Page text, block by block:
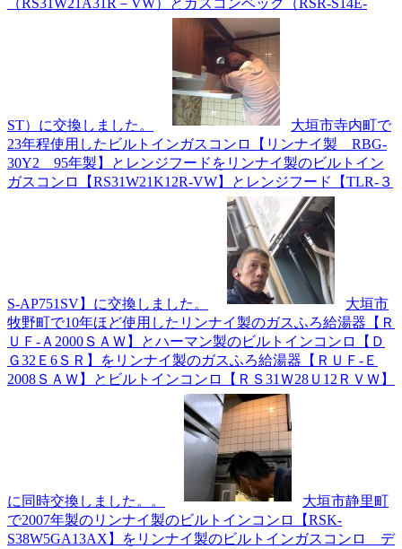
（RS31W21A31R－VW）とガスコンベック（RSR-S14E-
ST）に交換しました。
大垣市寺内町で
23年程使用したビルトインガスコンロ【リンナイ製 RBG-
30Y2 95年製】とレンジフードをリンナイ製のビルトイン
ガスコンロ【RS31W21K12R-VW】とレンジフード【TLR-３
S-AP751SV】に交換しました。
大垣市
牧野町で10年ほど使用したリンナイ製のガスふろ給湯器【Ｒ
ＵＦ-Ａ2000ＳＡＷ】とハーマン製のビルトインコンロ【Ｄ
Ｇ32Ｅ6ＳＲ】をリンナイ製のガスふろ給湯器【ＲＵＦ-Ｅ
2008ＳＡＷ】とビルトインコンロ【ＲＳ31Ｗ28Ｕ12ＲＶＷ】
に同時交換しました。。
大垣市静里町
で2007年製のリンナイ製のビルトインコンロ【RSK-
S38W5GA13AX】をリンナイ製のビルトインガスコンロ デ